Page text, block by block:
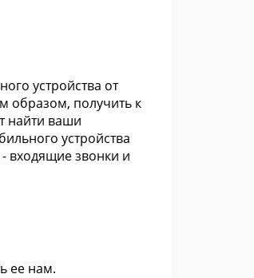
устройства от
образом, получить к
найти ваши
устройства
входящие звонки и
ее нам.